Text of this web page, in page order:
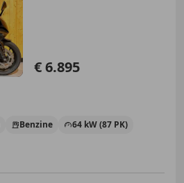
€ 6.895
Benzine 64 kW (87 PK)